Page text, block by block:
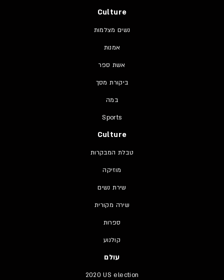
Culture
נשים מצלמות
אמנות
אשת ספר
ביקורת מסך
במה
Sports
Culture
טבלת המבקרות
מוזיקה
שירת נשים
שירה מקורית
ספרות
קולנוע
עולם
2020 US election